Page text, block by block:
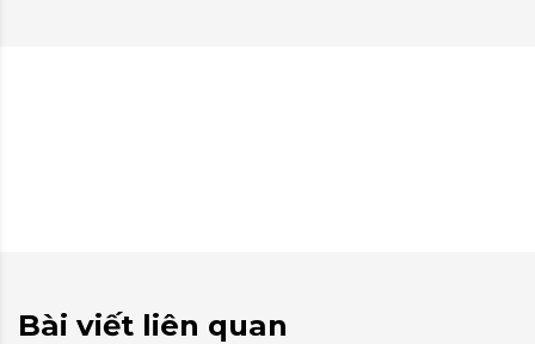
Bài viết liên quan